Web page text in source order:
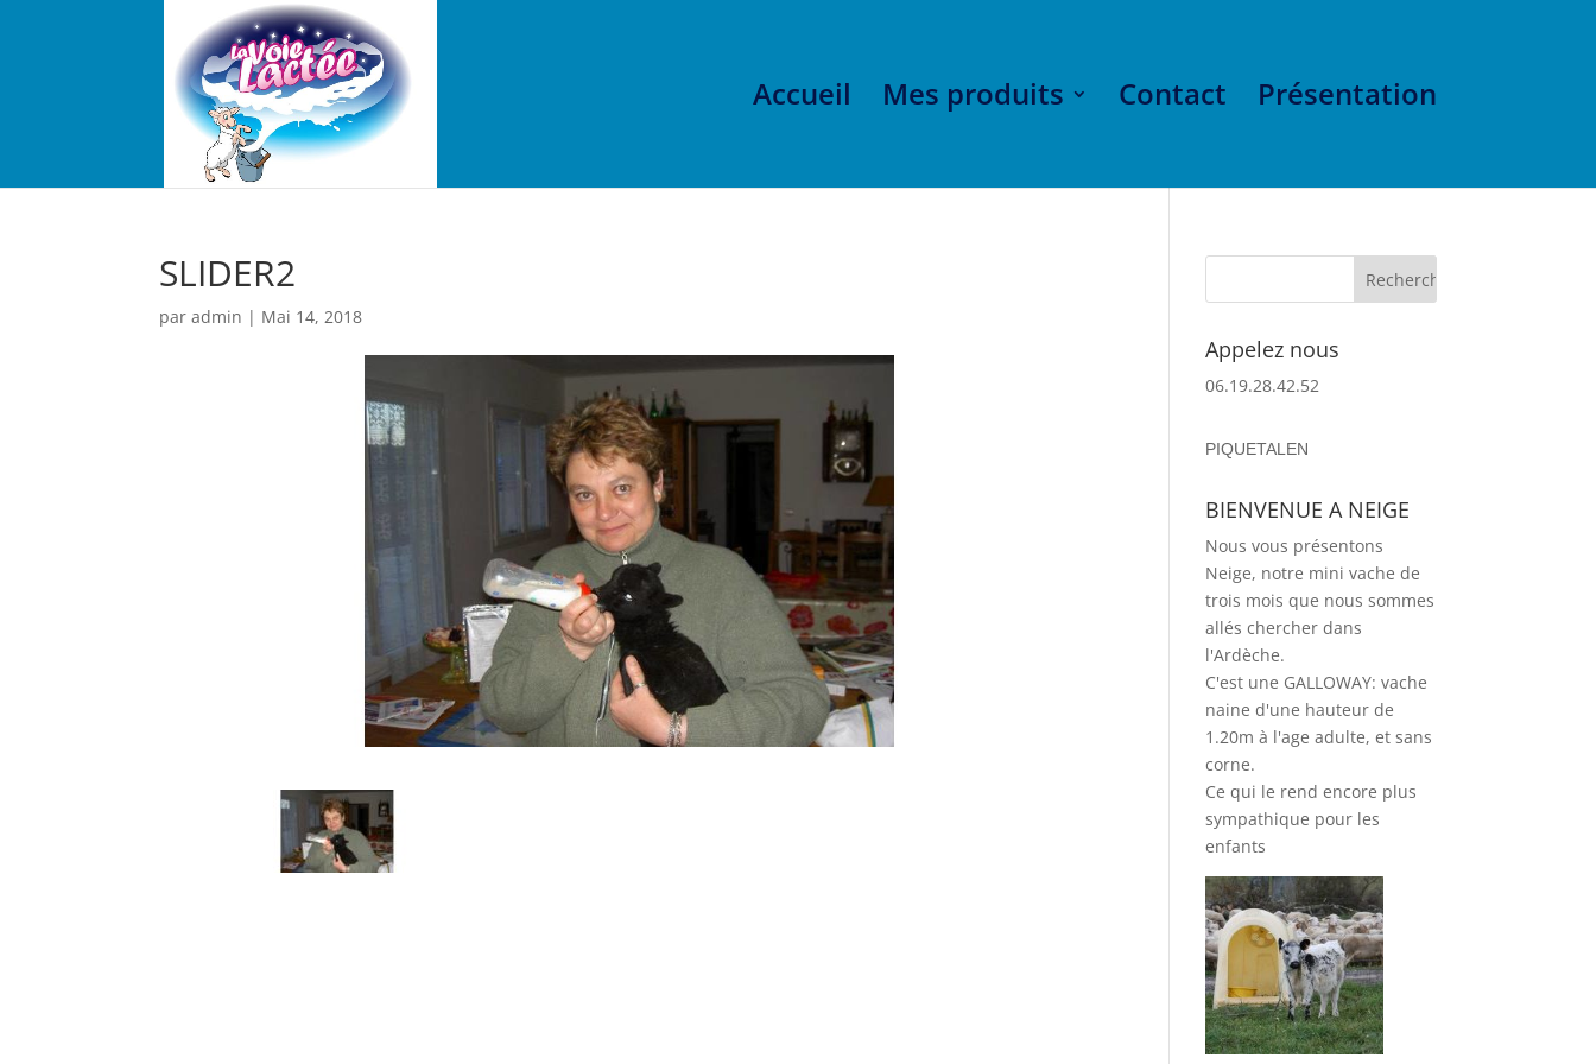
Accueil Mes produits Contact Présentation
SLIDER2
paradmin | Mai 14, 2018
Appelez nous
06.19.28.42.52
PIQUETALEN
BIENVENUE A NEIGE
Nous vous présentons
Neige, notre mini vache de
trois mois que nous sommes
allés chercher dans
l'Ardèche.
C'est une GALLOWAY: vache
naine d'une hauteur de
1.20m à l'age adulte, et sans
corne.
Ce qui le rend encore plus
sympathique pour les
enfants